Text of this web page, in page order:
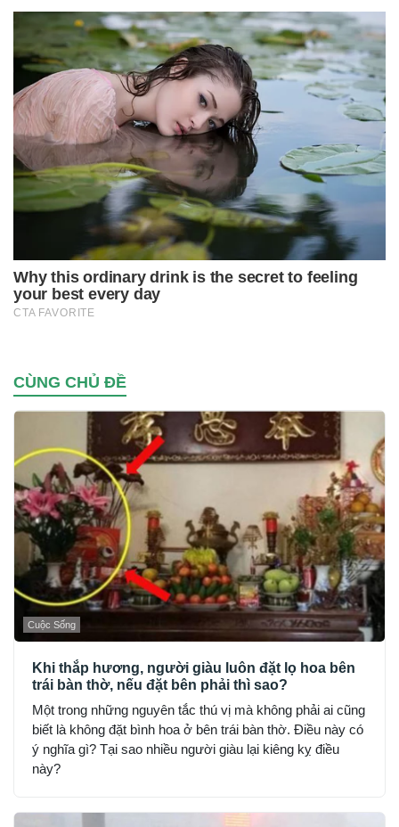
CÙNG CHỦ ĐỀ
Cuộc Sống
Khi thắp hương, người giàu luôn đặt lọ hoa bên
trái bàn thờ, nếu đặt bên phải thì sao?
Một trong những nguyên tắc thú vị mà không phải ai cũng
biết là không đặt bình hoa ở bên trái bàn thờ. Điều này có
ý nghĩa gì? Tại sao nhiều người giàu lại kiêng kỵ điều
này?